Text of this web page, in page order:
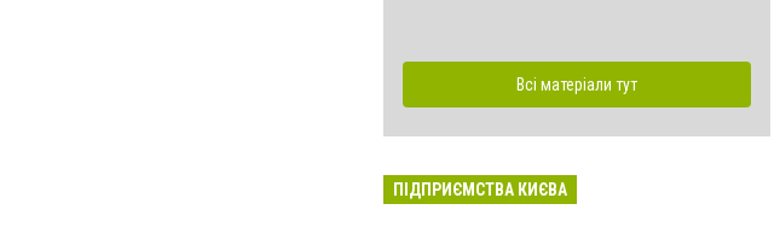
Всі матеріали тут
ПІДПРИЄМСТВА КИЄВА